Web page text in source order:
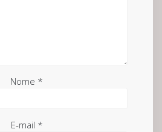
Nome *
E-mail *